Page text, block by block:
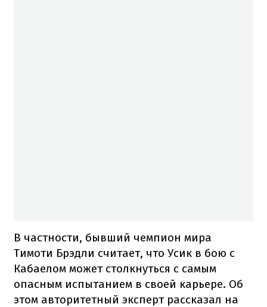
В частности, бывший чемпион мира
Тимоти Брэдли считает, что Усик в бою с
Кабаелом может столкнуться с самым
опасным испытанием в своей карьере. Об
этом авторитетный эксперт рассказал на